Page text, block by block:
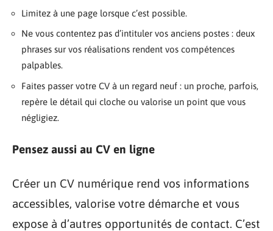
Limitez à une page lorsque c’est possible.
Ne vous contentez pas d’intituler vos anciens postes : deux
phrases sur vos réalisations rendent vos compétences
palpables.
Faites passer votre CV à un regard neuf : un proche, parfois,
repère le détail qui cloche ou valorise un point que vous
négligiez.
Pensez aussi au CV en ligne
Créer un CV numérique rend vos informations
accessibles, valorise votre démarche et vous
expose à d’autres opportunités de contact. C’est